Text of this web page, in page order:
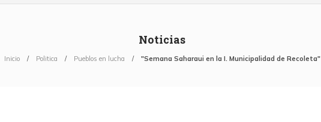
Noticias
Inicio Politica Pueblos en lucha "Semana Saharaui en la I. Municipalidad de Recoleta"